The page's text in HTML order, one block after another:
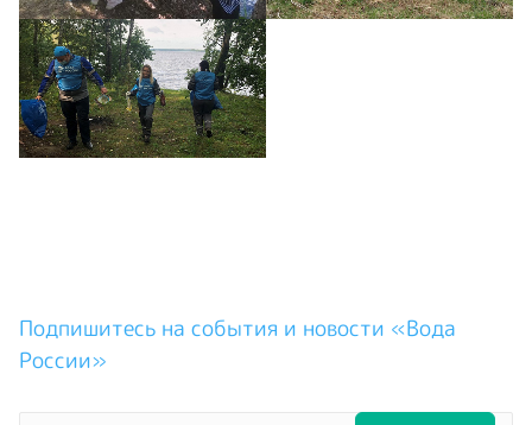
Подпишитесь на события и новости «Вода
России»